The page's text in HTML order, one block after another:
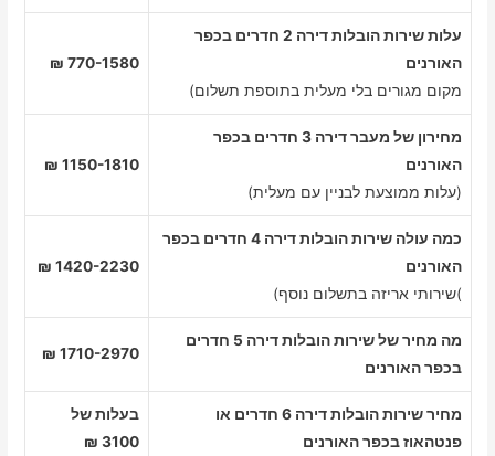
עלות שירות הובלות דירה 2 חדרים בכפר
האורנים
מקום מגורים בלי מעלית בתוספת תשלום)
770-1580 ₪
מחירון של מעבר דירה 3 חדרים בכפר
האורנים
(עלות ממוצעת לבניין עם מעלית)
1150-1810 ₪
כמה עולה שירות הובלות דירה 4 חדרים בכפר
האורנים
)שירותי אריזה בתשלום נוסף)
1420-2230 ₪
מה מחיר של שירות הובלות דירה 5 חדרים
בכפר האורנים
1710-2970 ₪
מחיר שירות הובלות דירה 6 חדרים או
פנטהאוז בכפר האורנים
בעלות של
3100 ₪